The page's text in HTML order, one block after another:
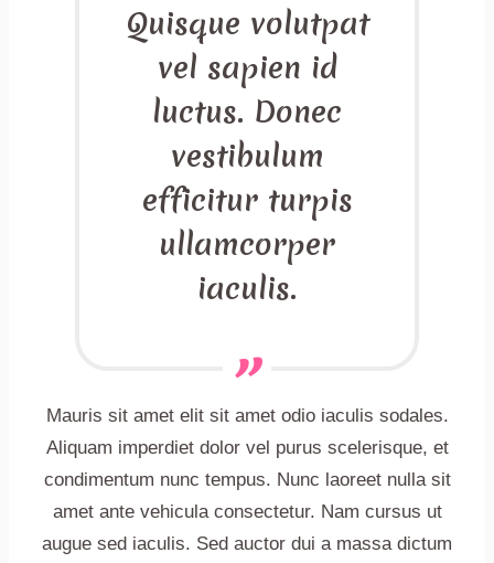
Quisque volutpat
vel sapien id
luctus. Donec
vestibulum
efficitur turpis
ullamcorper
iaculis.
Mauris sit amet elit sit amet odio iaculis sodales.
Aliquam imperdiet dolor vel purus scelerisque, et
condimentum nunc tempus. Nunc laoreet nulla sit
amet ante vehicula consectetur. Nam cursus ut
augue sed iaculis. Sed auctor dui a massa dictum